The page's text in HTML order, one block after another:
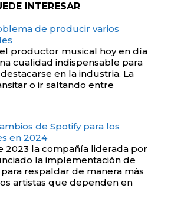
INTERESAR
de producir varios
productor musical hoy en día
cualidad indispensable para
en la industria. La
o ir saltando entre
de Spotify para los
en 2024
2023 la compañía liderada por
la implementación de
respaldar de manera más
artistas que dependen en